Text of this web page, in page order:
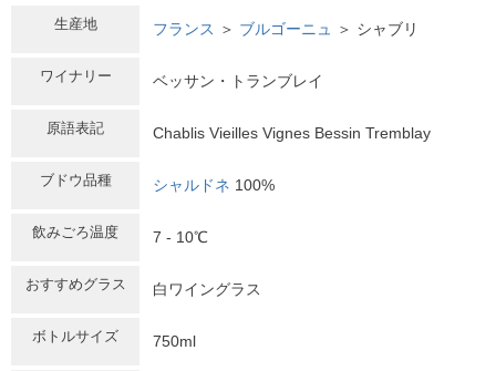
生産地 フランス ＞ ブルゴーニュ ＞ シャブリ
ワイナリー ベッサン・トランブレイ
原語表記 Chablis Vieilles Vignes Bessin Tremblay
ブドウ品種 シャルドネ 100%
飲みごろ温度 7 - 10℃
おすすめグラス 白ワイングラス
ボトルサイズ 750ml